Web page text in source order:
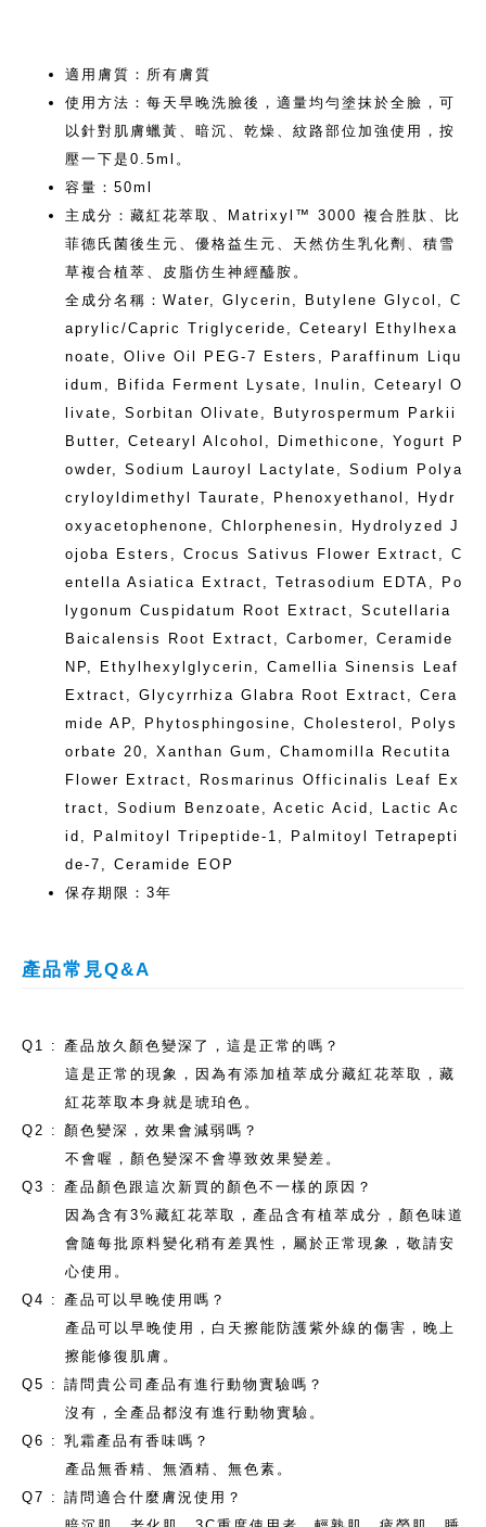
適用膚質：所有膚質
使用方法：每天早晚洗臉後，適量均勻塗抹於全臉，可
以針對肌膚蠟黃、暗沉、乾燥、紋路部位加強使用，按
壓一下是0.5ml。
容量：50ml
主成分：藏紅花萃取、Matrixyl™ 3000 複合胜肽、比
菲德氏菌後生元、優格益生元、天然仿生乳化劑、積雪
草複合植萃、皮脂仿生神經醯胺。
全成分名稱：Water, Glycerin, Butylene Glycol, C
aprylic/Capric Triglyceride, Cetearyl Ethylhexa
noate, Olive Oil PEG-7 Esters, Paraffinum Liqu
idum, Bifida Ferment Lysate, Inulin, Cetearyl O
livate, Sorbitan Olivate, Butyrospermum Parkii
Butter, Cetearyl Alcohol, Dimethicone, Yogurt P
owder, Sodium Lauroyl Lactylate, Sodium Polya
cryloyldimethyl Taurate, Phenoxyethanol, Hydr
oxyacetophenone, Chlorphenesin, Hydrolyzed J
ojoba Esters, Crocus Sativus Flower Extract, C
entella Asiatica Extract, Tetrasodium EDTA, Po
lygonum Cuspidatum Root Extract, Scutellaria
Baicalensis Root Extract, Carbomer, Ceramide
NP, Ethylhexylglycerin, Camellia Sinensis Leaf
Extract, Glycyrrhiza Glabra Root Extract, Cera
mide AP, Phytosphingosine, Cholesterol, Polys
orbate 20, Xanthan Gum, Chamomilla Recutita
Flower Extract, Rosmarinus Officinalis Leaf Ex
tract, Sodium Benzoate, Acetic Acid, Lactic Ac
id, Palmitoyl Tripeptide-1, Palmitoyl Tetrapepti
de-7, Ceramide EOP
保存期限：3年
產品常見Q&A
Q1 : 產品放久顏色變深了，這是正常的嗎？
這是正常的現象，因為有添加植萃成分藏紅花萃取，藏
紅花萃取本身就是琥珀色。
Q2 : 顏色變深，效果會減弱嗎？
不會喔，顏色變深不會導致效果變差。
Q3 : 產品顏色跟這次新買的顏色不一樣的原因？
因為含有3%藏紅花萃取，產品含有植萃成分，顏色味道
會隨每批原料變化稍有差異性，屬於正常現象，敬請安
心使用。
Q4 : 產品可以早晚使用嗎？
產品可以早晚使用，白天擦能防護紫外線的傷害，晚上
擦能修復肌膚。
Q5 : 請問貴公司產品有進行動物實驗嗎？
沒有，全產品都沒有進行動物實驗。
Q6 : 乳霜產品有香味嗎？
產品無香精、無酒精、無色素。
Q7 : 請問適合什麼膚況使用？